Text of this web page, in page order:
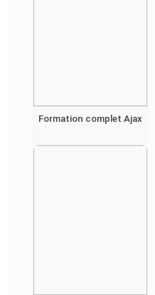
Formation complet Ajax